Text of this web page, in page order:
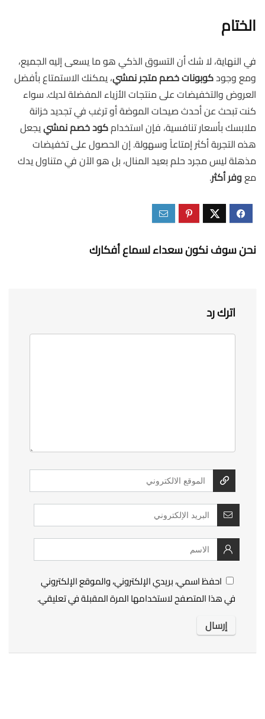
الختام
في النهاية، لا شك أن التسوق الذكي هو ما يسعى إليه الجميع،
ومع وجودكوبونات خصم متجر نمشي، يمكنك الاستمتاع بأفضل
العروض والتخفيضات على منتجات الأزياء المفضلة لديك. سواء
كنت تبحث عن أحدث صيحات الموضة أو ترغب في تجديد خزانة
ملابسك بأسعار تنافسية، فإن استخدامكود خصم نمشييجعل
هذه التجربة أكثر إمتاعاً وسهولة. إن الحصول على تخفيضات
مذهلة ليس مجرد حلم بعيد المنال، بل هو الآن في متناول يدك
معوفر أكثر.
نحن سوف نكون سعداء لسماع أفكارك
اترك رد
احفظ اسمي، بريدي الإلكتروني، والموقع الإلكتروني
في هذا المتصفح لاستخدامها المرة المقبلة في تعليقي.